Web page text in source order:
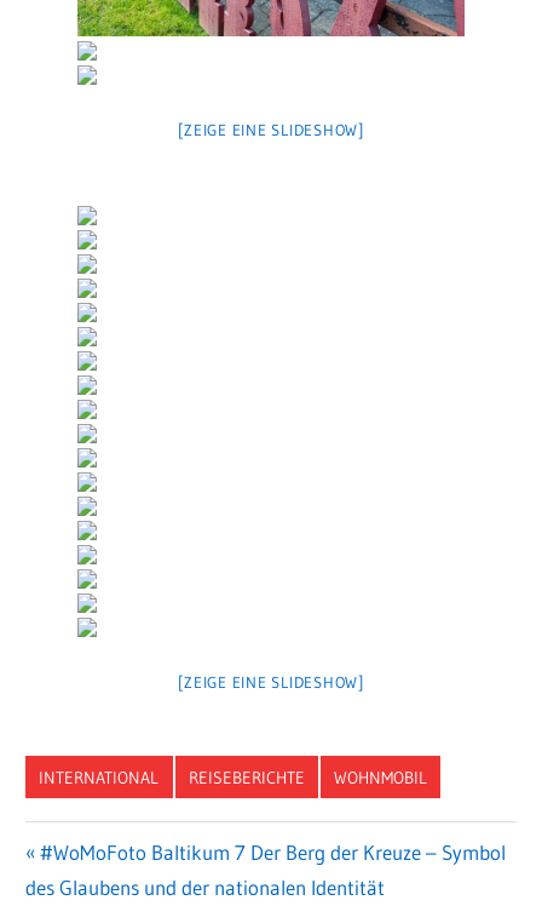
[ZEIGE EINE SLIDESHOW]
[ZEIGE EINE SLIDESHOW]
INTERNATIONAL REISEBERICHTE WOHNMOBIL
Beitragsnavigation
Vorheriger
Beitrag:
#WoMoFoto Baltikum 7 Der Berg der Kreuze – Symbol
des Glaubens und der nationalen Identität